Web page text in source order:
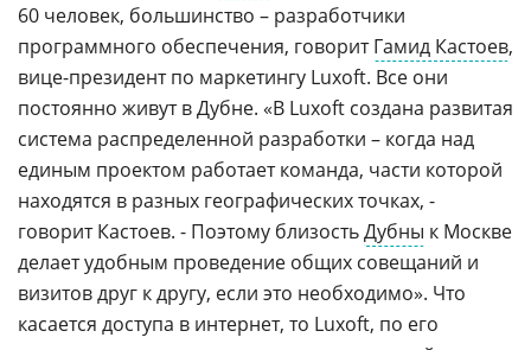
60 человек, большинство – разработчики
программного обеспечения, говоритГамид Кастоев,
вице-президент по маркетингу Luxoft. Все они
постоянно живут в Дубне. «В Luxoft создана развитая
система распределенной разработки – когда над
единым проектом работает команда, части которой
находятся в разных географических точках, -
говорит Кастоев. - Поэтому близостьДубны к Москве
делает удобным проведение общих совещаний и
визитов друг к другу, если это необходимо». Что
касается доступа в интернет, то Luxoft, по его